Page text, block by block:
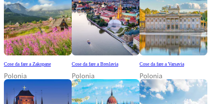
Cose da fare a Zakopane
Polonia
Cose da fare a Breslavia
Polonia
Cose da fare a Varsavia
Polonia